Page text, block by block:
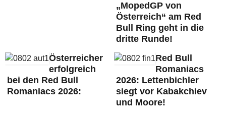
„MopedGP von
Österreich“ am Red
Bull Ring geht in die
dritte Runde!
Österreicher
erfolgreich
bei den Red Bull
Romaniacs 2026:
Red Bull
Romaniacs
2026: Lettenbichler
siegt vor Kabakchiev
und Moore!